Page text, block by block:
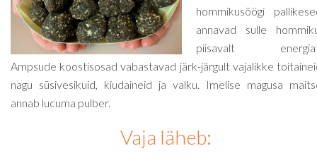
hommikusöögi
annavad sulle
piisavalt
Ampsude koostisosad vabastavad järk-järgult vajalikke
nagu süsivesikuid, kiudaineid ja valku. Imelise magusa
annab lucuma pulber.
Vaja läheb: